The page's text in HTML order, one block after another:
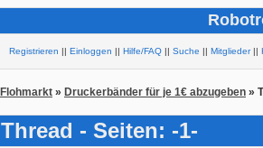
Registrieren || Einloggen || Hilfe/FAQ || Suche || Mitglieder||
Flohmarkt » Druckerbänder für je 1€ abzugeben »
Thread - Seiten: -1-